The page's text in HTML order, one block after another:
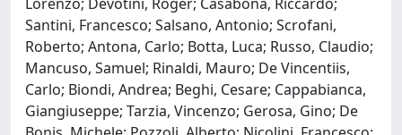
Santini, Francesco; Salsano, Antonio; Scrofani,
Roberto; Antona, Carlo; Botta, Luca; Russo, Claudio;
Mancuso, Samuel; Rinaldi, Mauro; De Vincentiis,
Carlo; Biondi, Andrea; Beghi, Cesare; Cappabianca,
Giangiuseppe; Tarzia, Vincenzo; Gerosa, Gino; De